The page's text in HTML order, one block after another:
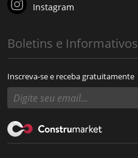
Instagram
Boletins e Informativos
Inscreva-se e receba gratuitamente